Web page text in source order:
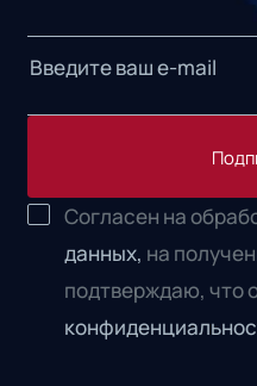
Согласен на
данных, на
подтверждаю, что